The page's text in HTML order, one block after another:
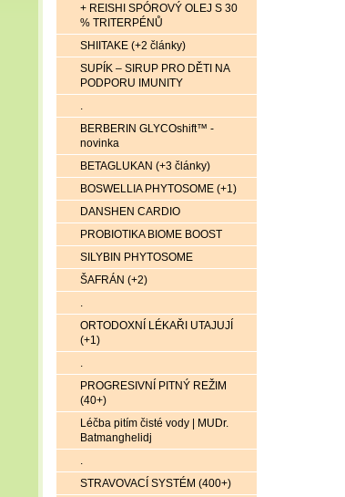
+ REISHI SPÓROVÝ OLEJ S 30
% TRITERPÉNŮ
SHIITAKE (+2 články)
SUPÍK – SIRUP PRO DĚTI NA
PODPORU IMUNITY
.
BERBERIN GLYCOshift™ -
novinka
BETAGLUKAN (+3 články)
BOSWELLIA PHYTOSOME (+1)
DANSHEN CARDIO
PROBIOTIKA BIOME BOOST
SILYBIN PHYTOSOME
ŠAFRÁN (+2)
.
ORTODOXNÍ LÉKAŘI UTAJUJÍ
(+1)
.
PROGRESIVNÍ PITNÝ REŽIM
(40+)
Léčba pitím čisté vody | MUDr.
Batmanghelidj
.
STRAVOVACÍ SYSTÉM (400+)